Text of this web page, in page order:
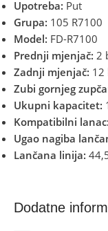
Upotreba: Put
Grupa: 105 R7100
Model: FD-R7100
Prednji mjenjač: 2
Zadnji mjenjač: 12
Zubi gornjeg
Ukupni kapacitet:
Kompatibilni lanac:
Ugao nagiba
Lančana linija:
Dodatne